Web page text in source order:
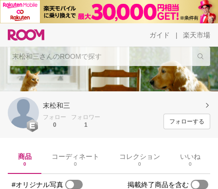
ガイド 楽天市場
末松和三
フォロー
0
フォロワー
1
フォローする
商品
0
コーディネート
0
コレクション
0
いいね
0
#オリジナル写真 掲載終了商品を含む